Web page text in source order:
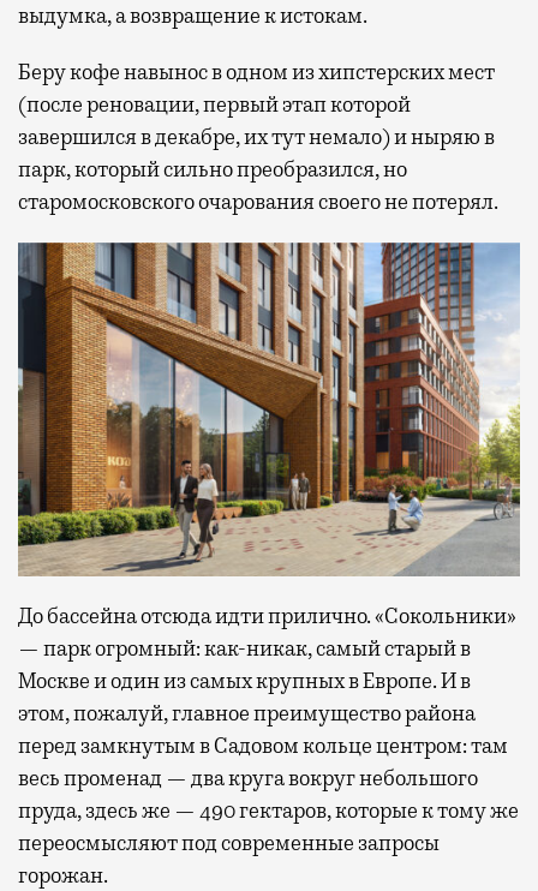
выдумка, а возвращение к истокам.
Беру кофе навынос в одном из хипстерских мест
(после реновации, первый этап которой
завершился в декабре, их тут немало) и ныряю в
парк, который сильно преобразился, но
старомосковского очарования своего не потерял.
До бассейна отсюда идти прилично. «Сокольники»
— парк огромный: как-никак, самый старый в
Москве и один из самых крупных в Европе. И в
этом, пожалуй, главное преимущество района
перед замкнутым в Садовом кольце центром: там
весь променад — два круга вокруг небольшого
пруда, здесь же — 490 гектаров, которые к тому же
переосмысляют под современные запросы
горожан.